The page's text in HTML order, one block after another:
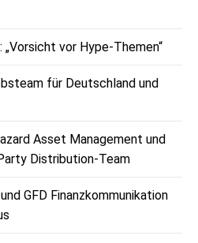
vor Hype-Themen“
für Deutschland und
Asset Management und
Distribution-Team
GFD Finanzkommunikation